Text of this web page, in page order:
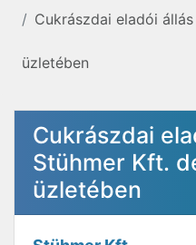
Cukrászdai eladói
üzletében
Cukrászdai
Stühmer Kft.
üzletében